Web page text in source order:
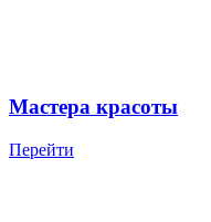
Мастера красоты
Перейти